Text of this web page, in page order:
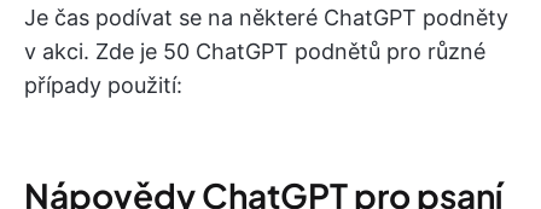
Je čas podívat se na některé ChatGPT podněty
v akci. Zde je 50 ChatGPT podnětů pro různé
případy použití:
Nápovědy ChatGPT pro psaní